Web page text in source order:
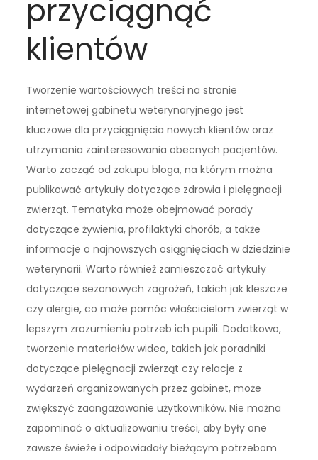
przyciągnąć
klientów
Tworzenie wartościowych treści na stronie
internetowej gabinetu weterynaryjnego jest
kluczowe dla przyciągnięcia nowych klientów oraz
utrzymania zainteresowania obecnych pacjentów.
Warto zacząć od zakupu bloga, na którym można
publikować artykuły dotyczące zdrowia i pielęgnacji
zwierząt. Tematyka może obejmować porady
dotyczące żywienia, profilaktyki chorób, a także
informacje o najnowszych osiągnięciach w dziedzinie
weterynarii. Warto również zamieszczać artykuły
dotyczące sezonowych zagrożeń, takich jak kleszcze
czy alergie, co może pomóc właścicielom zwierząt w
lepszym zrozumieniu potrzeb ich pupili. Dodatkowo,
tworzenie materiałów wideo, takich jak poradniki
dotyczące pielęgnacji zwierząt czy relacje z
wydarzeń organizowanych przez gabinet, może
zwiększyć zaangażowanie użytkowników. Nie można
zapominać o aktualizowaniu treści, aby były one
zawsze świeże i odpowiadały bieżącym potrzebom